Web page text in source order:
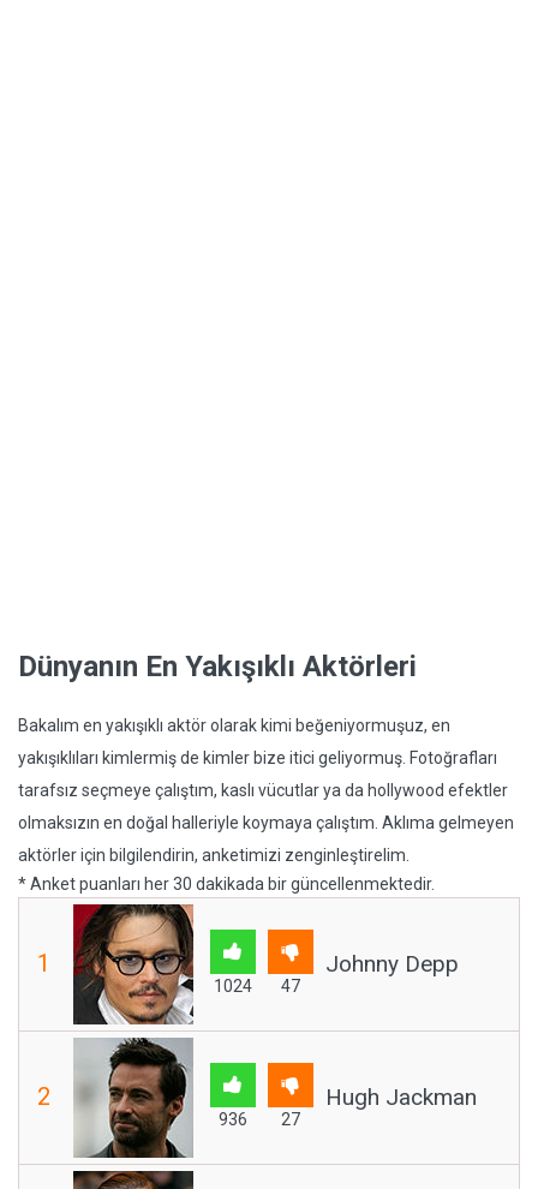
Dünyanın En Yakışıklı Aktörleri
Bakalım en yakışıklı aktör olarak kimi beğeniyormuşuz, en
yakışıklıları kimlermiş de kimler bize itici geliyormuş. Fotoğrafları
tarafsız seçmeye çalıştım, kaslı vücutlar ya da hollywood efektler
olmaksızın en doğal halleriyle koymaya çalıştım. Aklıma gelmeyen
aktörler için bilgilendirin, anketimizi zenginleştirelim.
* Anket puanları her 30 dakikada bir güncellenmektedir.
1
1024 47
Johnny Depp
2
936 27
Hugh Jackman